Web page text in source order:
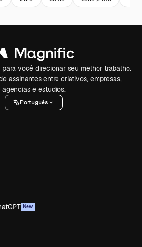
você direcionar seu melhor trabalho.
assinantes entre criativos, empresas,
agências e estúdios.
Português
New